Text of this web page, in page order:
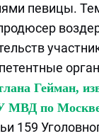
певицы.
Гейман,
МВД по Москве
159